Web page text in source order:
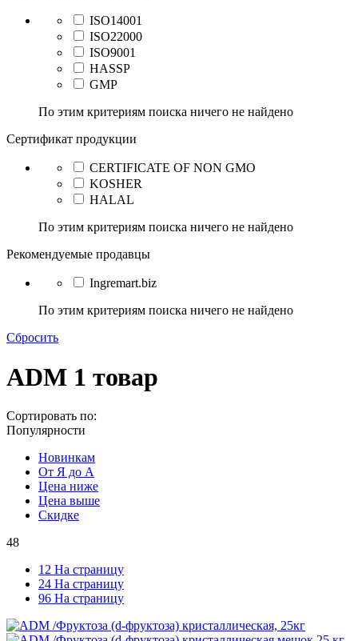
ISO14001
ISO22000
ISO9001
HASSP
GMP
По этим критериям поиска ничего не найдено
Сертификат продукции
CERTIFICATE OF NON GMO
KOSHER
HALAL
По этим критериям поиска ничего не найдено
Рекомендуемые продавцы
Ingremart.biz
По этим критериям поиска ничего не найдено
Сбросить
ADM 1 товар
Сортировать по:
Популярности
Новинкам
От Я до А
Цена ниже
Цена выше
Скидке
48
12 На страницу
24 На страницу
96 На страницу